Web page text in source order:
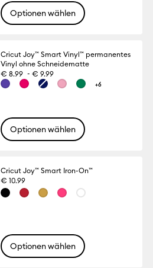
Optionen wählen
Cricut Joy™ Smart Vinyl™ permanentes
Vinyl ohne Schneidematte
€ 8.99 -€ 9.99
+6
Optionen wählen
Cricut Joy™ Smart Iron-On™
€ 10.99
Optionen wählen